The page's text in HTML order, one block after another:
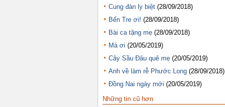
Cung đàn ly biệt (28/09/2018)
Bến Tre ơi! (28/09/2018)
Bài ca tặng mẹ (28/09/2018)
Má ơi (20/05/2019)
Cây Sầu Đâu quê mẹ (20/05/2019)
Anh về làm rễ Phước Long (28/09/2018)
Đồng Nai ngày mới (20/05/2019)
Những tin cũ hơn